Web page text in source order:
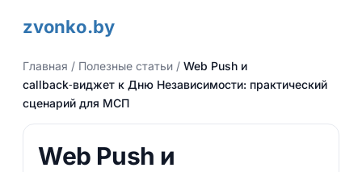
zvonko.by
Главная / Полезные статьи/ Web Push и
callback‑виджет к Дню Независимости: практический
сценарий для МСП
Web Push и